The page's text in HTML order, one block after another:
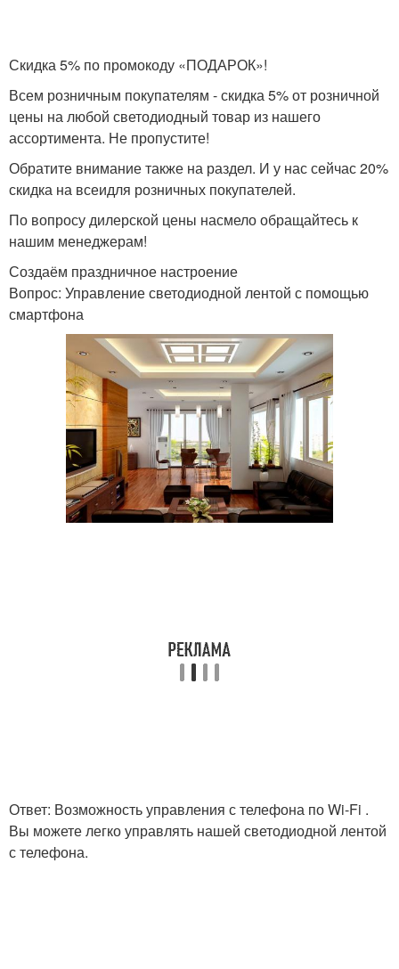
Скидка 5% по промокоду «ПОДАРОК»!
Всем розничным покупателям - скидка 5% от розничной
цены на любой светодиодный товар из нашего
ассортимента. Не пропустите!
Обратите внимание также на раздел. И у нас сейчас 20%
скидка на всеидля розничных покупателей.
По вопросу дилерской цены насмело обращайтесь к
нашим менеджерам!
Создаём праздничное настроение
Вопрос: Управление светодиодной лентой с помощью
смартфона
Ответ: Возможность управления с телефона по Wi-Fi .
Вы можете легко управлять нашей светодиодной лентой
с телефона.